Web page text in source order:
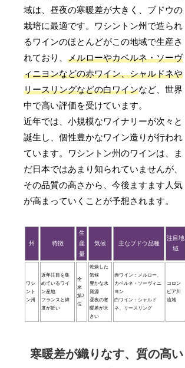
域は、昼夜の寒暖差が大きく、ブドウの
栽培に最適です。ワシントン州で造られ
るワインのほとんどがこの地域で生産さ
れており、メルローやカベルネ・ソーヴ
ィニヨンなどの赤ワイン、シャルドネや
リースリングなどの白ワインなど、世界
中で高い評価を受けています。
近年では、小規模なワイナリーが次々と
誕生し、個性豊かなワイン造りが行われ
ています。ワシントン州のワインは、ま
だ日本ではあまり知られていませんが、
その品質の高さから、今後ますます人気
が高まっていくことが予想されます。
州 特徴
生
産
量
気候 主なブドウ品種
注目地
域
ワシ
ント
ン州
近年注目を集
めているワイ
ン産地
フランスと緯
度が近い
全
米
第2
位
乾燥した
気候
豊かな水
資源
昼夜の寒
暖差が大
きい
赤ワイン：メルロー、
カベルネ・ソーヴィニ
ヨン
白ワイン：シャルド
ネ、リースリング
コロン
ビア川
流域
寒暖差が織りなす、質の高い